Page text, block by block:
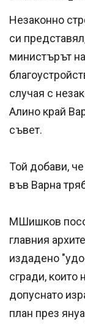
Незаконно
си
министърът
случая с
Алино край
съвет.
Той добави,
във Варна
МШишков
главния
издадено
сгради, които
допуснато
план през